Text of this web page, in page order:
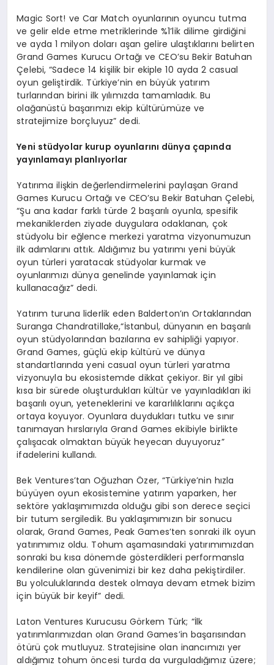
Magic Sort! ve Car Match oyunlarının oyuncu tutma
ve gelir elde etme metriklerinde %1’lik dilime girdiğini
ve ayda 1 milyon doları aşan gelire ulaştıklarını belirten
Grand Games Kurucu Ortağı ve CEO’su Bekir Batuhan
Çelebi, “Sadece 14 kişilik bir ekiple 10 ayda 2 casual
oyun geliştirdik. Türkiye’nin en büyük yatırım
turlarından birini ilk yılımızda tamamladık. Bu
olağanüstü başarımızı ekip kültürümüze ve
stratejimize borçluyuz” dedi.
Yeni stüdyolar kurup oyunlarını dünya çapında
yayınlamayı planlıyorlar
Yatırıma ilişkin değerlendirmelerini paylaşan Grand
Games Kurucu Ortağı ve CEO’su Bekir Batuhan Çelebi,
“Şu ana kadar farklı türde 2 başarılı oyunla, spesifik
mekaniklerden ziyade duygulara odaklanan, çok
stüdyolu bir eğlence merkezi yaratma vizyonumuzun
ilk adımlarını attık. Aldığımız bu yatırımı yeni büyük
oyun türleri yaratacak stüdyolar kurmak ve
oyunlarımızı dünya genelinde yayınlamak için
kullanacağız” dedi.
Yatırım turuna liderlik eden Balderton’ın Ortaklarından
Suranga Chandratillake,“İstanbul, dünyanın en başarılı
oyun stüdyolarından bazılarına ev sahipliği yapıyor.
Grand Games, güçlü ekip kültürü ve dünya
standartlarında yeni casual oyun türleri yaratma
vizyonuyla bu ekosistemde dikkat çekiyor. Bir yıl gibi
kısa bir sürede oluşturdukları kültür ve yayınladıkları iki
başarılı oyun, yeteneklerini ve kararlılıklarını açıkça
ortaya koyuyor. Oyunlara duydukları tutku ve sınır
tanımayan hırslarıyla Grand Games ekibiyle birlikte
çalışacak olmaktan büyük heyecan duyuyoruz”
ifadelerini kullandı.
Bek Ventures’tan Oğuzhan Özer, “Türkiye’nin hızla
büyüyen oyun ekosistemine yatırım yaparken, her
sektöre yaklaşımımızda olduğu gibi son derece seçici
bir tutum sergiledik. Bu yaklaşımımızın bir sonucu
olarak, Grand Games, Peak Games’ten sonraki ilk oyun
yatırımımız oldu. Tohum aşamasındaki yatırımımızdan
sonraki bu kısa dönemde gösterdikleri performansla
kendilerine olan güvenimizi bir kez daha pekiştirdiler.
Bu yolculuklarında destek olmaya devam etmek bizim
için büyük bir keyif” dedi.
Laton Ventures Kurucusu Görkem Türk; “İlk
yatırımlarımızdan olan Grand Games’in başarısından
ötürü çok mutluyuz. Stratejisine olan inancımızı yer
aldığımız tohum öncesi turda da vurguladığımız üzere;